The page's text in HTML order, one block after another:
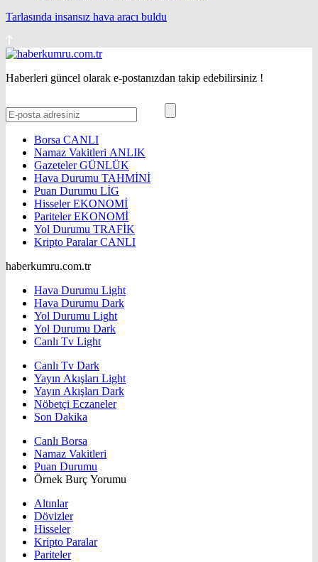
Tarlasında insansız hava aracı buldu
Haberleri güncel olarak e-postanızdan takip edebilirsiniz !
Borsa CANLI
Namaz Vakitleri ANLIK
GazetelerGÜNLÜK
Hava Durumu TAHMİNİ
Puan Durumu LİG
HisselerEKONOMİ
ParitelerEKONOMİ
Yol Durumu TRAFİK
Kripto ParalarCANLI
haberkumru.com.tr
Hava Durumu Light
Hava Durumu Dark
Yol Durumu Light
Yol Durumu Dark
Canlı Tv Light
Canlı Tv Dark
Yayın Akışları Light
Yayın Akışları Dark
Nöbetçi Eczaneler
Son Dakika
Canlı Borsa
Namaz Vakitleri
Puan Durumu
Örnek Burç Yorumu
Altınlar
Dövizler
Hisseler
Kripto Paralar
Pariteler